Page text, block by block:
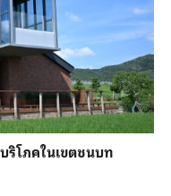
ริโภคในเขตชนบท